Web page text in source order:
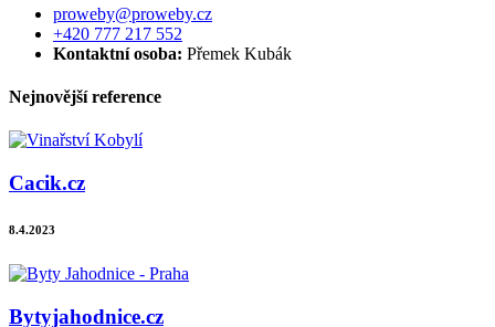
proweby@proweby.cz
+420 777 217 552
Kontaktní osoba: Přemek Kubák
Nejnovější reference
Cacik.cz
8.4.2023
Bytyjahodnice.cz